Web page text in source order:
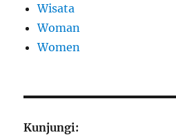
Wisata
Woman
Women
Kunjungi: